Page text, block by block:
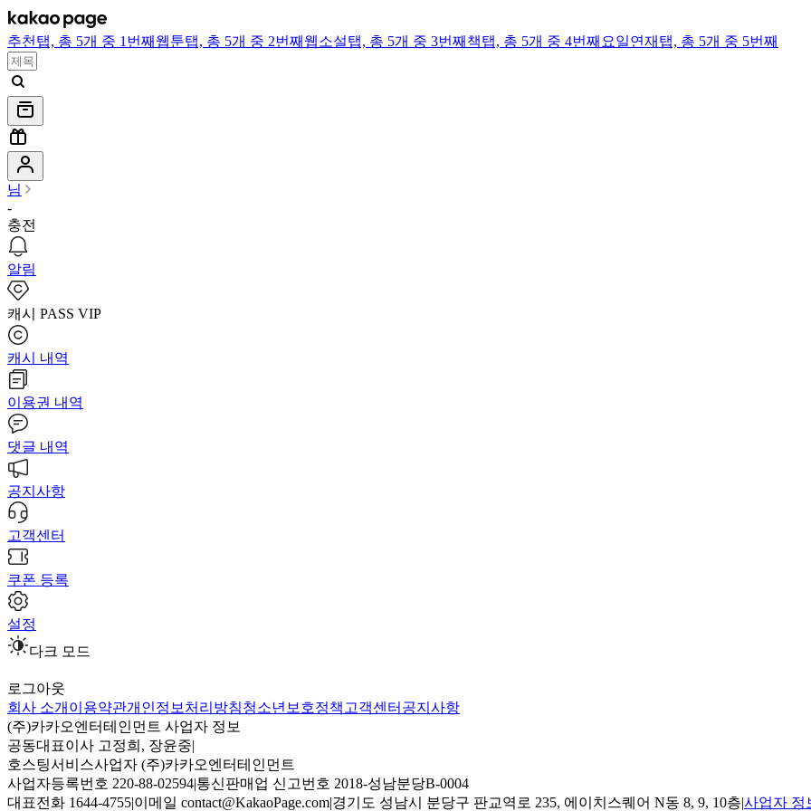
추천 탭, 총 5개 중 1번째 웹툰탭, 총 5개 중 2번째 웹소설탭, 총 5개 중 3번째 책탭, 총 5개 중 4번째 요일연재 탭, 총 5개 중 5번째
님
-
충전
알림
캐시 PASS VIP
캐시 내역
이용권 내역
댓글 내역
공지사항
고객센터
쿠폰 등록
설정
다크 모드
로그아웃
회사 소개 이용약관개인정보처리방침청소년보호정책 고객센터 공지사항
(주)카카오엔터테인먼트 사업자 정보
공동대표이사 고정희, 장윤중|
호스팅서비스사업자 (주)카카오엔터테인먼트
사업자등록번호 220-88-02594|통신판매업 신고번호 2018-성남분당B-0004
대표전화 1644-4755|이메일 contact@KakaoPage.com|경기도 성남시 분당구 판교역로 235, 에이치스퀘어 N동 8, 9, 10층|사업자 정